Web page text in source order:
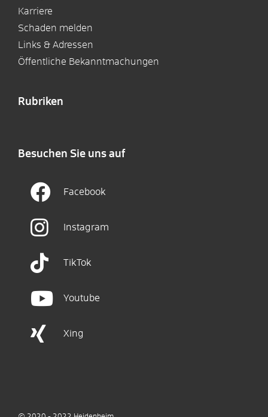
Karriere
Schaden melden
Links & Adressen
Öffentliche Bekanntmachungen
Rubriken
Besuchen Sie uns auf
Facebook
Instagram
TikTok
Youtube
Xing